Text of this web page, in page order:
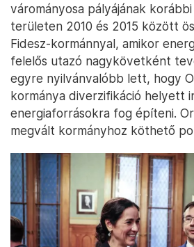
várományosa pályájának
területen 2010 és 2015 között
Fidesz-kormánnyal, amikor
felelős utazó nagykövetként
egyre nyilvánvalóbb lett, hogy
kormánya diverzifikáció helyett
energiaforrásokra fog építeni.
megvált kormányhoz köthető